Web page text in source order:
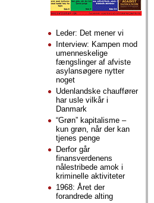
Leder: Det mener vi
Interview: Kampen mod
umenneskelige
fængslinger af afviste
asylansøgere nytter
noget
Udenlandske chauffører
har usle vilkår i
Danmark
“Grøn” kapitalisme –
kun grøn, når der kan
tjenes penge
Derfor går
finansverdenens
nålestribede amok i
kriminelle aktiviteter
1968: Året der
forandrede alting